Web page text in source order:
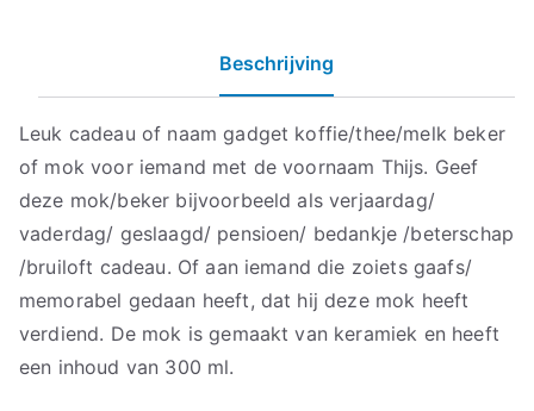
Beschrijving
Leuk cadeau of naam gadget koffie/thee/melk beker
of mok voor iemand met de voornaam Thijs. Geef
deze mok/beker bijvoorbeeld als verjaardag/
vaderdag/ geslaagd/ pensioen/ bedankje /beterschap
/bruiloft cadeau. Of aan iemand die zoiets gaafs/
memorabel gedaan heeft, dat hij deze mok heeft
verdiend. De mok is gemaakt van keramiek en heeft
een inhoud van 300 ml.